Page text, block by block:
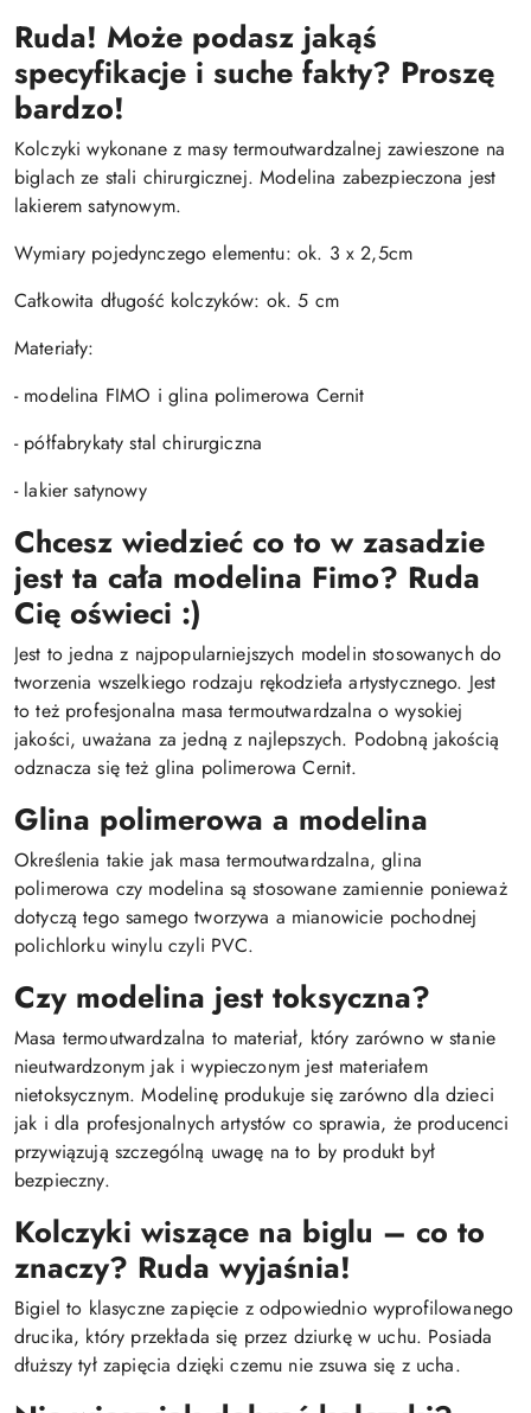
Ruda! Może podasz jakąś
specyfikacje i suche fakty? Proszę
bardzo!
Kolczyki wykonane z masy termoutwardzalnej zawieszone na
biglach ze stali chirurgicznej. Modelina zabezpieczona jest
lakierem satynowym.
Wymiary pojedynczego elementu: ok. 3 x 2,5cm
Całkowita długość kolczyków: ok. 5 cm
Materiały:
- modelina FIMO i glina polimerowa Cernit
- półfabrykaty stal chirurgiczna
- lakier satynowy
Chcesz wiedzieć co to w zasadzie
jest ta cała modelina Fimo? Ruda
Cię oświeci :)
Jest to jedna z najpopularniejszych modelin stosowanych do
tworzenia wszelkiego rodzaju rękodzieła artystycznego. Jest
to też profesjonalna masa termoutwardzalna o wysokiej
jakości, uważana za jedną z najlepszych. Podobną jakością
odznacza się też glina polimerowa Cernit.
Glina polimerowa a modelina
Określenia takie jak masa termoutwardzalna, glina
polimerowa czy modelina są stosowane zamiennie ponieważ
dotyczą tego samego tworzywa a mianowicie pochodnej
polichlorku winylu czyli PVC.
Czy modelina jest toksyczna?
Masa termoutwardzalna to materiał, który zarówno w stanie
nieutwardzonym jak i wypieczonym jest materiałem
nietoksycznym. Modelinę produkuje się zarówno dla dzieci
jak i dla profesjonalnych artystów co sprawia, że producenci
przywiązują szczególną uwagę na to by produkt był
bezpieczny.
Kolczyki wiszące na biglu – co to
znaczy? Ruda wyjaśnia!
Bigiel to klasyczne zapięcie z odpowiednio wyprofilowanego
drucika, który przekłada się przez dziurkę w uchu. Posiada
dłuższy tył zapięcia dzięki czemu nie zsuwa się z ucha.